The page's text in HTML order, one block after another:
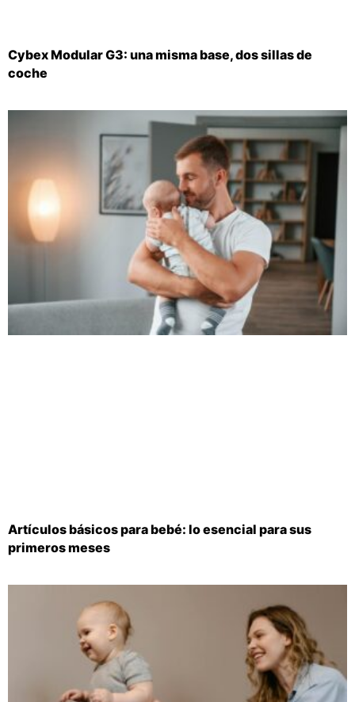
Cybex Modular G3: una misma base, dos sillas de
coche
Artículos básicos para bebé: lo esencial para sus
primeros meses